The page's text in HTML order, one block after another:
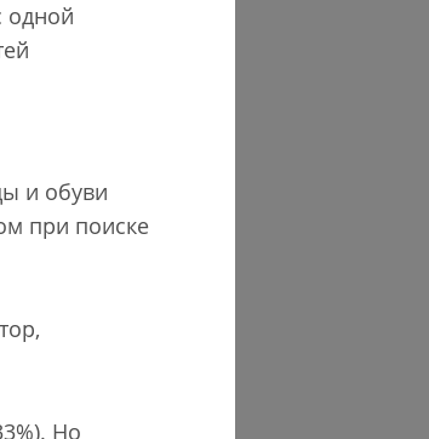
одной
и обуви
при поиске
Но